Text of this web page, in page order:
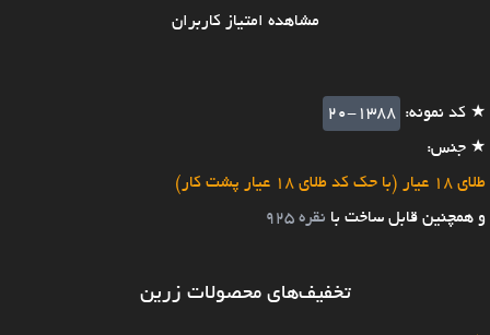
مشاهده امتیاز کاربران
★ کد نمونه: 20-1388
★ جنس:
طلای 18 عیار (با حک کد طلای 18 عیار پشت کار)
و همچنین قابل ساخت با نقره 925
تخفیف‌های محصولات زرین